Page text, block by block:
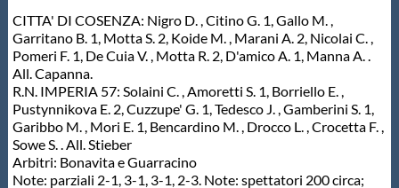
CITTA' DI COSENZA: Nigro D. , Citino G. 1, Gallo M. ,
Garritano B. 1, Motta S. 2, Koide M. , Marani A. 2, Nicolai C. ,
Pomeri F. 1, De Cuia V. , Motta R. 2, D'amico A. 1, Manna A. .
All. Capanna.
R.N. IMPERIA 57: Solaini C. , Amoretti S. 1, Borriello E. ,
Pustynnikova E. 2, Cuzzupe' G. 1, Tedesco J. , Gamberini S. 1,
Garibbo M. , Mori E. 1, Bencardino M. , Drocco L. , Crocetta F. ,
Sowe S. . All. Stieber
Arbitri: Bonavita e Guarracino
Note: parziali 2-1, 3-1, 3-1, 2-3. Note: spettatori 200 circa;